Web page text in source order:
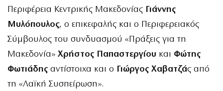
Περιφέρεια Κεντρικής Μακεδονίας Γιάννης
Μυλόπουλος, ο επικεφαλής και ο Περιφερειακός
Σύμβουλος του συνδυασμού «Πράξεις για τη
Μακεδονία» Χρήστος Παπαστεργίου και Φώτης
Φωτιάδης αντίστοιχα και ο Γιώργος Χαβατζάς από
τη «Λαϊκή Συσπείρωση».